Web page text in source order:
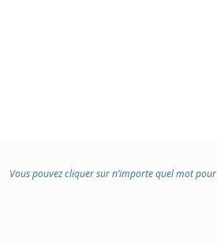
Vous pouvez cliquer sur n’importe quel mot